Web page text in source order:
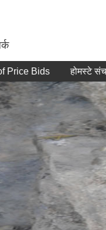
होमस्टे संचालन